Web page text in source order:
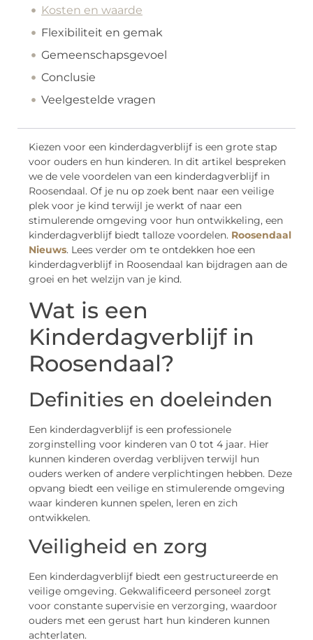
Kosten en waarde
Flexibiliteit en gemak
Gemeenschapsgevoel
Conclusie
Veelgestelde vragen
Kiezen voor een kinderdagverblijf is een grote stap
voor ouders en hun kinderen. In dit artikel bespreken
we de vele voordelen van een kinderdagverblijf in
Roosendaal. Of je nu op zoek bent naar een veilige
plek voor je kind terwijl je werkt of naar een
stimulerende omgeving voor hun ontwikkeling, een
kinderdagverblijf biedt talloze voordelen. Roosendaal
Nieuws. Lees verder om te ontdekken hoe een
kinderdagverblijf in Roosendaal kan bijdragen aan de
groei en het welzijn van je kind.
Wat is een
Kinderdagverblijf in
Roosendaal?
Definities en doeleinden
Een kinderdagverblijf is een professionele
zorginstelling voor kinderen van 0 tot 4 jaar. Hier
kunnen kinderen overdag verblijven terwijl hun
ouders werken of andere verplichtingen hebben. Deze
opvang biedt een veilige en stimulerende omgeving
waar kinderen kunnen spelen, leren en zich
ontwikkelen.
Veiligheid en zorg
Een kinderdagverblijf biedt een gestructureerde en
veilige omgeving. Gekwalificeerd personeel zorgt
voor constante supervisie en verzorging, waardoor
ouders met een gerust hart hun kinderen kunnen
achterlaten.